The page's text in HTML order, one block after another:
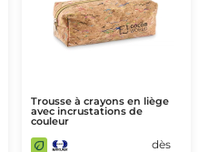
Trousse à crayons en liège
avec incrustations de
couleur
dès